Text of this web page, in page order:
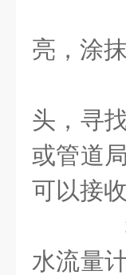
亮，涂
头，寻
或管道
可以接
科
水流量